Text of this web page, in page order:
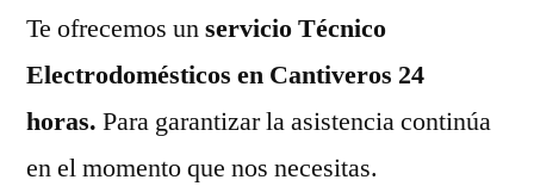
Te ofrecemos unservicio Técnico
Electrodomésticos en Cantiveros 24
horas. Para garantizar la asistencia continúa
en el momento que nos necesitas.